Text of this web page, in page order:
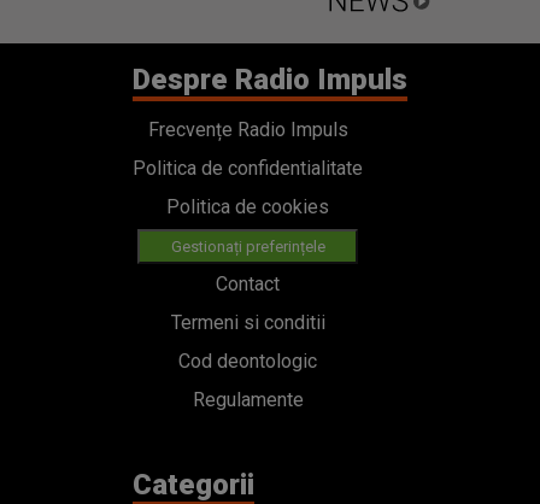
Despre Radio Impuls
Frecvențe Radio Impuls
Politica de confidentialitate
Politica de cookies
Gestionați preferințele
Contact
Termeni si conditii
Cod deontologic
Regulamente
Categorii